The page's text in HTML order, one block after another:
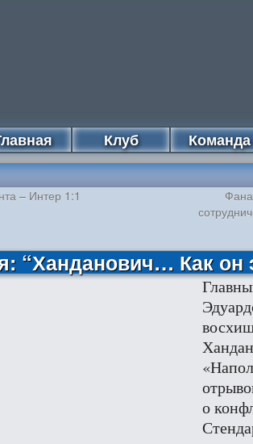
Клуб Команда
– Интер 1:1
“Ханданович… Как он
о